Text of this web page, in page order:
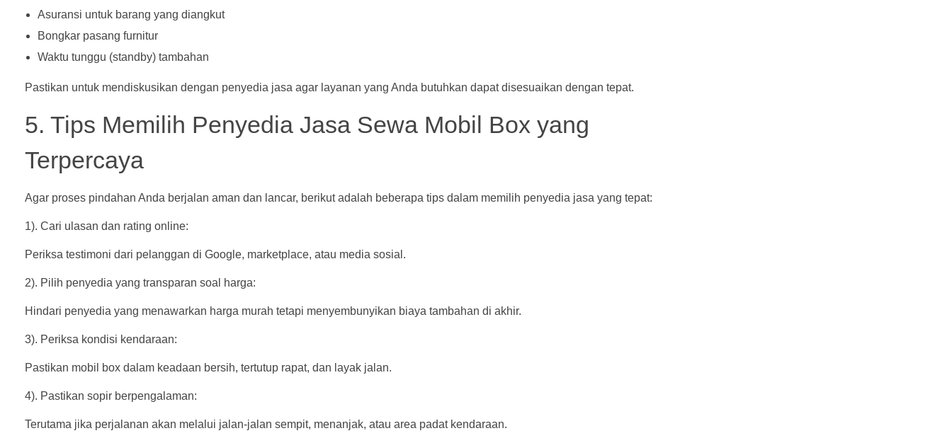
Asuransi untuk barang yang diangkut
Bongkar pasang furnitur
Waktu tunggu (standby) tambahan
Pastikan untuk mendiskusikan dengan penyedia jasa agar layanan yang Anda butuhkan dapat disesuaikan dengan tepat.
5. Tips Memilih Penyedia Jasa Sewa Mobil Box yang
Terpercaya
Agar proses pindahan Anda berjalan aman dan lancar, berikut adalah beberapa tips dalam memilih penyedia jasa yang tepat:
1). Cari ulasan dan rating online:
Periksa testimoni dari pelanggan di Google, marketplace, atau media sosial.
2). Pilih penyedia yang transparan soal harga:
Hindari penyedia yang menawarkan harga murah tetapi menyembunyikan biaya tambahan di akhir.
3). Periksa kondisi kendaraan:
Pastikan mobil box dalam keadaan bersih, tertutup rapat, dan layak jalan.
4). Pastikan sopir berpengalaman:
Terutama jika perjalanan akan melalui jalan-jalan sempit, menanjak, atau area padat kendaraan.